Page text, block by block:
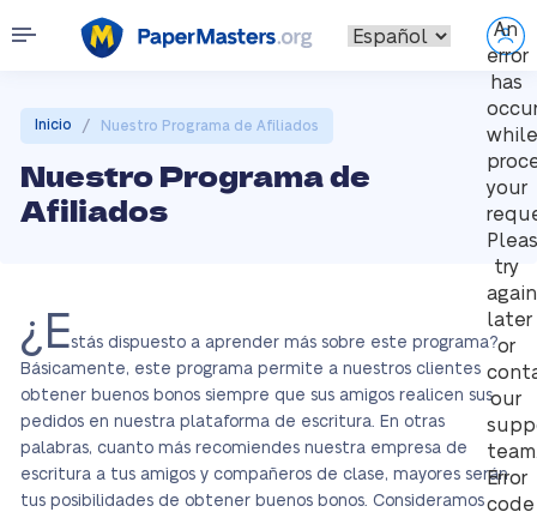
An
error
has
while
your
try
again
later
or
our
Error
code
Inicio / Nuestro Programa de Afiliados
Nuestro Programa de
Afiliados
¿Estás dispuesto a aprender más sobre este programa?
Básicamente, este programa permite a nuestros clientes
obtener buenos bonos siempre que sus amigos realicen sus
pedidos en nuestra plataforma de escritura. En otras
palabras, cuanto más recomiendes nuestra empresa de
escritura a tus amigos y compañeros de clase, mayores serán
tus posibilidades de obtener buenos bonos. Consideramos